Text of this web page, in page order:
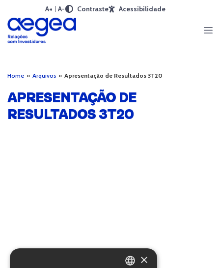
A+ A- Contraste Acessibilidade
Home » Arquivos » Apresentação de Resultados 3T20
APRESENTAÇÃO DE
RESULTADOS 3T20
×